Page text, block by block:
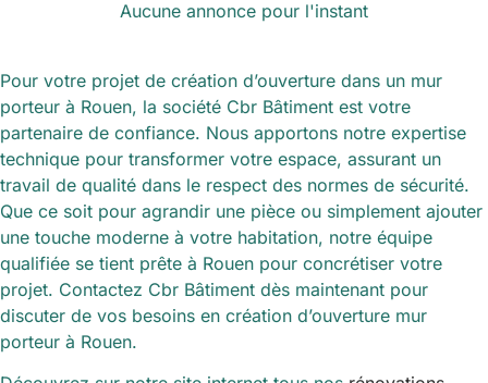
Aucune annonce pour l'instant
Pour votre projet de création d’ouverture dans un mur
porteur à Rouen, la société Cbr Bâtiment est votre
partenaire de confiance. Nous apportons notre expertise
technique pour transformer votre espace, assurant un
travail de qualité dans le respect des normes de sécurité.
Que ce soit pour agrandir une pièce ou simplement ajouter
une touche moderne à votre habitation, notre équipe
qualifiée se tient prête à Rouen pour concrétiser votre
projet. Contactez Cbr Bâtiment dès maintenant pour
discuter de vos besoins en création d’ouverture mur
porteur à Rouen.